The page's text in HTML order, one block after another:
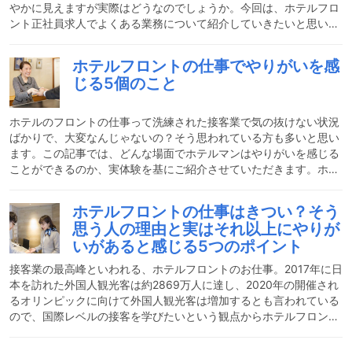
やかに見えますが実際はどうなのでしょうか。今回は、ホテルフロ
ント正社員求人でよくある業務について紹介していきたいと思いま
まかに二つあると考えてください。一つずつご紹介していきます。
１：お客様のチェックイン、チェックアウト業務チェックインは、
お客様がホテルに到着したお客様をスムーズにお部屋に案内する作
業です。予約を取ってからいらっしゃるお客様の場合は、宿泊人
数、お名前、お食事、お部屋は合っているか、などの確認が必要で
す
ホテルフロントの仕事でやりがいを感
じる5個のこと
ホテルのフロントの仕事って洗練された接客業で気の抜けない状況
ばかりで、大変なんじゃないの？そう思われている方も多いと思い
ます。この記事では、どんな場面でホテルマンはやりがいを感じる
ことができるのか、実体験を基にご紹介させていただきます。ホテ
る業務をはじめ、宿泊予約管理やホテル内清掃等、フロント業務は
多岐にわたります。チェックイン業務お客様をお迎えし、お部屋の
手続き・案内をするチェックイン業務があります。事前に当日チェ
ックインされるお客様情報を把握し、準備できるもの（食事券な
ど）を用意しておきます。チェックインの際にはお客様にお名前・
ご
ホテルフロントの仕事はきつい？そう
思う人の理由と実はそれ以上にやりが
いがあると感じる5つのポイント
接客業の最高峰といわれる、ホテルフロントのお仕事。2017年に日
本を訪れた外国人観光客は約2869万人に達し、2020年の開催され
るオリンピックに向けて外国人観光客は増加するとも言われている
ので、国際レベルの接客を学びたいという観点からホテルフロント